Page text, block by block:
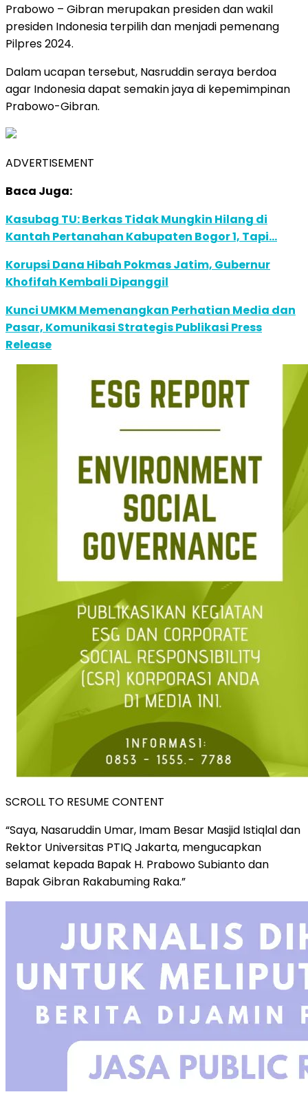
Prabowo – Gibran merupakan presiden dan wakil
presiden Indonesia terpilih dan menjadi pemenang
Pilpres 2024.
Dalam ucapan tersebut, Nasruddin seraya berdoa
agar Indonesia dapat semakin jaya di kepemimpinan
Prabowo-Gibran.
ADVERTISEMENT
Baca Juga:
Kasubag TU: Berkas Tidak Mungkin Hilang di
Kantah Pertanahan Kabupaten Bogor 1, Tapi…
Korupsi Dana Hibah Pokmas Jatim, Gubernur
Khofifah Kembali Dipanggil
Kunci UMKM Memenangkan Perhatian Media dan
Pasar, Komunikasi Strategis Publikasi Press
Release
SCROLL TO RESUME CONTENT
“Saya, Nasaruddin Umar, Imam Besar Masjid Istiqlal dan
Rektor Universitas PTIQ Jakarta, mengucapkan
selamat kepada Bapak H. Prabowo Subianto dan
Bapak Gibran Rakabuming Raka.”